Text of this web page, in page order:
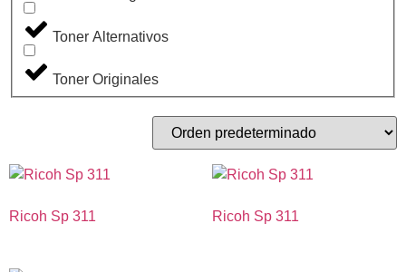
Toner Alternativos
Toner Originales
Ricoh Sp 311 Ricoh Sp 311